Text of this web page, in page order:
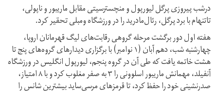
درشب پیروزی پرگل لیورپول و منچسترسیتی مقابل ماریبور و ناپولی،
تاتنهام با برد پرگل، رئال‌مادرید را در ورزشگاه ومبلی تحقیر کرد.
هفته اول دور برگشت مرحله گروهی رقابت‌های لیگ قهرمانان اروپا،
چهارشنبه شب، دهم آبان (۱ نوامبر) با برگزاری دیدارهای گروه‌های پنج تا
هشت خاتمه یافت که طی آن در گروه پنجم، لیورپول انگلیس در ورزشگاه
آنفیلد، مهمانش ماریبور اسلوونی را ۳ به صفر مغلوب کرد و با ۸ امتیاز،
صدرنشینی خود را حفظ کرد، تا قرمزهای مرسی‌ساید بیشترین شانس را